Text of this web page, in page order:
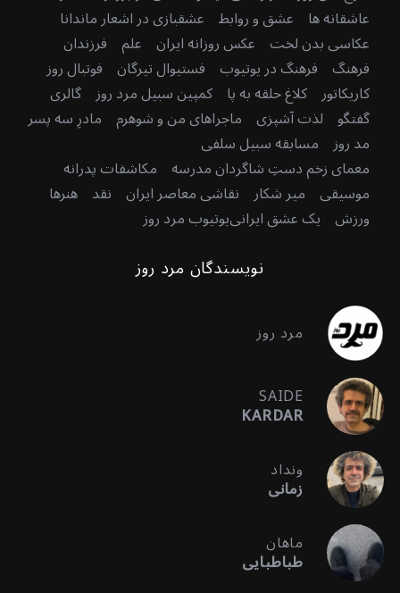
عاشقانه ها عشق و روابط عشقبازی در اشعار ماندانا
عکاسی بدن لخت عکس روزانه ایران علم فرزندان
فرهنگ فرهنگ در یوتیوب فستیوال تیرگان فوتبال روز
کاریکاتور کلاغ حلقه به پا کمپین سبیل مرد روز گالری
گفتگو لذت آشپزی ماجراهای من و شوهرم مادرِ سه پسر
مد روز مسابقه سبیل سلفی
معمای زخم دستِ شاگردان مدرسه مکاشفات پدرانه
موسیقی میر شکار نقاشی معاصر ایران نقد هنرها
ورزش یک عشق ایرانییوتیوب مرد روز
نویسندگان مرد روز
مرد روز
SAIDE
KARDAR
ونداد
زمانی
ماهان
طباطبایی